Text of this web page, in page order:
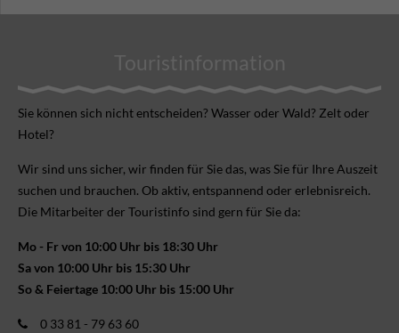
Touristinformation
Sie können sich nicht ent­scheiden? Wasser oder Wald? Zelt oder
Hotel?
Wir sind uns sicher, wir finden für Sie das, was Sie für Ihre Aus­zeit
suchen und brauchen. Ob aktiv, ent­spannend oder erlebnis­reich.
Die Mitarbeiter der Touristinfo sind gern für Sie da:
Mo - Fr von 10:00 Uhr bis 18:30 Uhr
Sa von 10:00 Uhr bis 15:30 Uhr
So & Feiertage 10:00 Uhr bis 15:00 Uhr
0 33 81 - 79 63 60